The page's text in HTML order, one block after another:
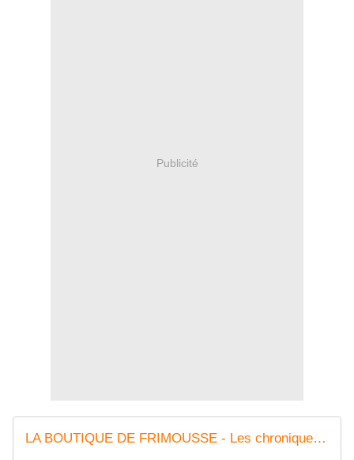
Publicité
LA BOUTIQUE DE FRIMOUSSE - Les chroniques de Frimousse